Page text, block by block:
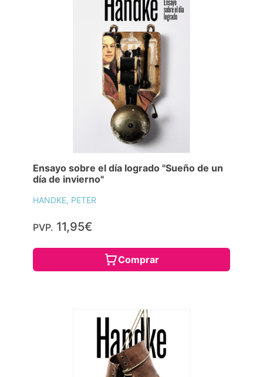
Ensayo sobre el día logrado "Sueño de un
día de invierno"
HANDKE, PETER
PVP. 11,95€
Comprar